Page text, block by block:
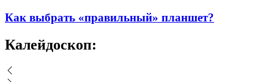
Как выбрать «правильный» планшет?
Калейдоскоп: